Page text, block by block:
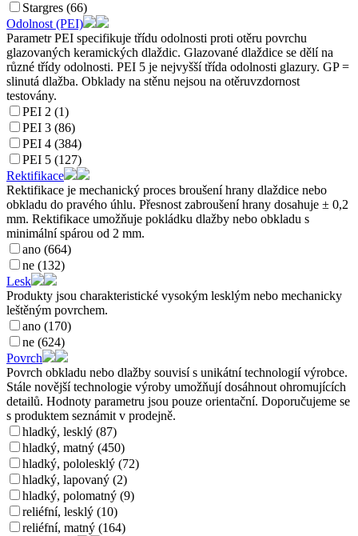
Stargres (66)
Odolnost (PEI)
Parametr PEI specifikuje třídu odolnosti proti otěru povrchu
glazovaných keramických dlaždic. Glazované dlaždice se dělí na
různé třídy odolnosti. PEI 5 je nejvyšší třída odolnosti glazury. GP =
slinutá dlažba. Obklady na stěnu nejsou na otěruvzdornost
testovány.
PEI 2 (1)
PEI 3 (86)
PEI 4 (384)
PEI 5 (127)
Rektifikace
Rektifikace je mechanický proces broušení hrany dlaždice nebo
obkladu do pravého úhlu. Přesnost zabroušení hrany dosahuje ± 0,2
mm. Rektifikace umožňuje pokládku dlažby nebo obkladu s
minimální spárou od 2 mm.
ano (664)
ne (132)
Lesk
Produkty jsou charakteristické vysokým lesklým nebo mechanicky
leštěným povrchem.
ano (170)
ne (624)
Povrch
Povrch obkladu nebo dlažby souvisí s unikátní technologií výrobce.
Stále novější technologie výroby umožňují dosáhnout ohromujících
detailů. Hodnoty parametru jsou pouze orientační. Doporučujeme se
s produktem seznámit v prodejně.
hladký, lesklý (87)
hladký, matný (450)
hladký, pololesklý (72)
hladký, lapovaný (2)
hladký, polomatný (9)
reliéfní, lesklý (10)
reliéfní, matný (164)